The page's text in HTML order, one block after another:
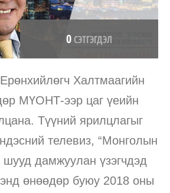
0СЭТГЭГДЭЛ
Халтмаагийн
МҮОНТ-ээр цаг үеийн
Түүний ярилцлагыг
телевиз, “Монголын
шууд дамжуулан үзэгчдэд
өнөөдөр буюу 2018 оны